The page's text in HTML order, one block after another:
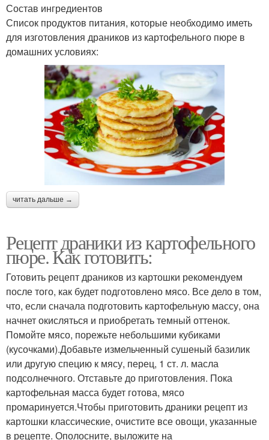
Состав ингредиентов
Список продуктов питания, которые необходимо иметь
для изготовления драников из картофельного пюре в
домашних условиях:
читать дальше →
Рецепт драники из картофельного
пюре. Как готовить:
Готовить рецепт драников из картошки рекомендуем
после того, как будет подготовлено мясо. Все дело в том,
что, если сначала подготовить картофельную массу, она
начнет окисляться и приобретать темный оттенок.
Помойте мясо, порежьте небольшими кубиками
(кусочками).Добавьте измельченный сушеный базилик
или другую специю к мясу, перец, 1 ст. л. масла
подсолнечного. Отставьте до приготовления. Пока
картофельная масса будет готова, мясо
промаринуется.Чтобы приготовить драники рецепт из
картошки классические, очистите все овощи, указанные
в рецепте. Ополосните, выложите на